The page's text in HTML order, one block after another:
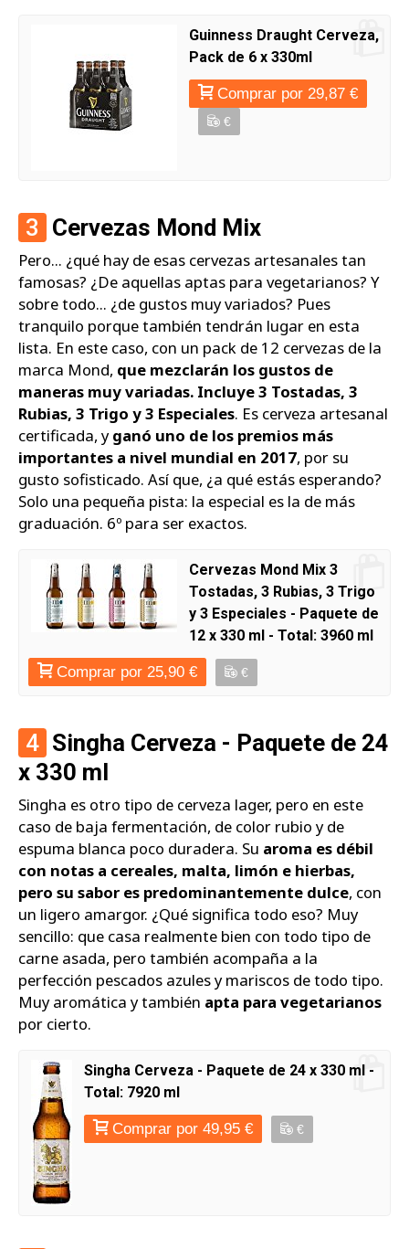
Guinness Draught Cerveza,
Pack de 6 x 330ml
Comprar por 29,87 €
€
3 Cervezas Mond Mix
Pero... ¿qué hay de esas cervezas artesanales tan
famosas? ¿De aquellas aptas para vegetarianos? Y
sobre todo... ¿de gustos muy variados? Pues
tranquilo porque también tendrán lugar en esta
lista. En este caso, con un pack de 12 cervezas de la
marca Mond, que mezclarán los gustos de
maneras muy variadas. Incluye 3 Tostadas, 3
Rubias, 3 Trigo y 3 Especiales. Es cerveza artesanal
certificada, yganó uno de los premios más
importantes a nivel mundial en 2017, por su
gusto sofisticado. Así que, ¿a qué estás esperando?
Solo una pequeña pista: la especial es la de más
graduación. 6º para ser exactos.
Cervezas Mond Mix 3
Tostadas, 3 Rubias, 3 Trigo
y 3 Especiales - Paquete de
12 x 330 ml - Total: 3960 ml
Comprar por 25,90 € €
4 Singha Cerveza - Paquete de 24
x 330 ml
Singha es otro tipo de cerveza lager, pero en este
caso de baja fermentación, de color rubio y de
espuma blanca poco duradera. Su aroma es débil
con notas a cereales, malta, limón e hierbas,
pero su sabor es predominantemente dulce, con
un ligero amargor. ¿Qué significa todo eso? Muy
sencillo: que casa realmente bien con todo tipo de
carne asada, pero también acompaña a la
perfección pescados azules y mariscos de todo tipo.
Muy aromática y también apta para vegetarianos
por cierto.
Singha Cerveza - Paquete de 24 x 330 ml -
Total: 7920 ml
Comprar por 49,95 € €